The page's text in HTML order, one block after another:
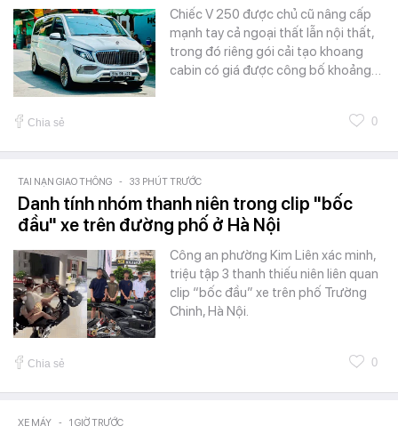
Chiếc V 250 được chủ cũ nâng cấp
mạnh tay cả ngoại thất lẫn nội thất,
trong đó riêng gói cải tạo khoang
cabin có giá được công bố khoảng…
Chia sẻ 0
TAI NẠN GIAO THÔNG - 33 PHÚT TRƯỚC
Danh tính nhóm thanh niên trong clip "bốc
đầu" xe trên đường phố ở Hà Nội
Công an phường Kim Liên xác minh,
triệu tập 3 thanh thiếu niên liên quan
clip “bốc đầu” xe trên phố Trường
Chinh, Hà Nội.
Chia sẻ 0
XE MÁY - 1 GIỜ TRƯỚC